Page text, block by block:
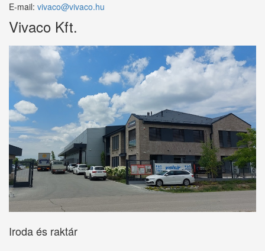
E-mail: vivaco@vivaco.hu
Vivaco Kft.
Iroda és raktár